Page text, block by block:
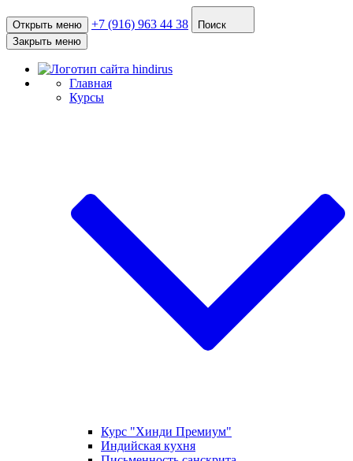
Открыть меню +7 (916) 963 44 38
Поиск
Закрыть меню
Главная
Курсы
Курс "Хинди Премиум"
Индийская кухня